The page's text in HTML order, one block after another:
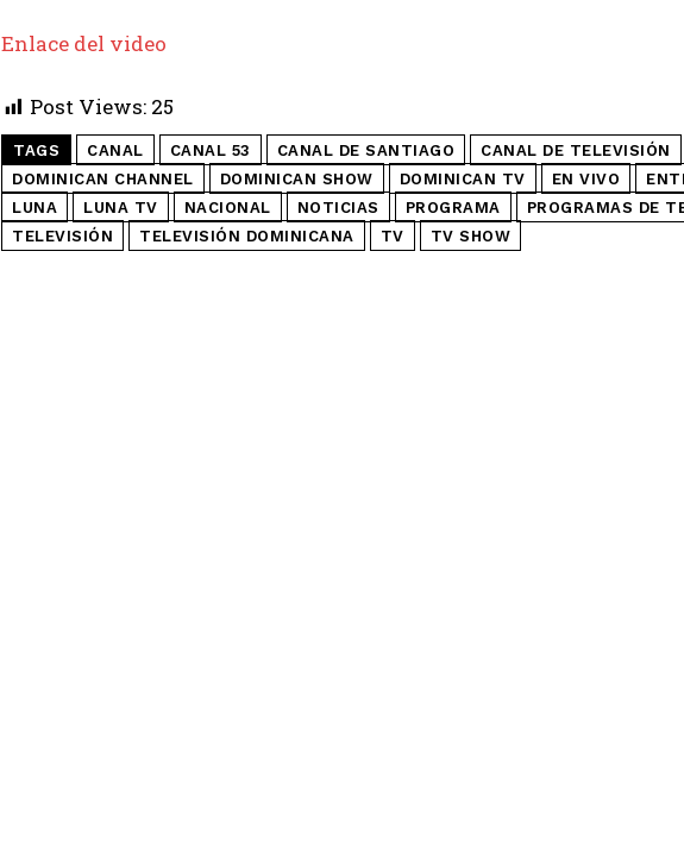
Enlace del video
Post Views: 25
TAGS CANAL CANAL 53 CANAL DE SANTIAGO CANAL DE TELEVISIÓN
DOMINICAN CHANNEL
DOMINICAN SHOW DOMINICAN TV EN VIVO
LUNA
LUNA TV NACIONAL NOTICIAS PROGRAMA PROGRAMAS DE
TELEVISIÓN
TELEVISIÓN DOMINICANA TV TV SHOW